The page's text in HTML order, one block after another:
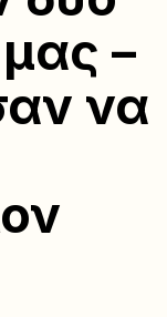
–
να